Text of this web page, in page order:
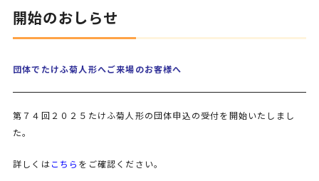
開始のおしらせ
団体でたけふ菊人形へご来場のお客様へ
第７４回２０２５たけふ菊人形の団体申込の受付を開始いたしまし
た。
詳しくはこちら をご確認ください。